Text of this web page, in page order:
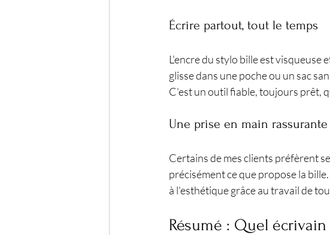
Écrire partout, tout le temps
L'encre du stylo bille est visqueuse
glisse dans une poche ou un sac
C'est un outil fiable, toujours prêt,
Une prise en main rassurante
Certains de mes clients préfèrent
précisément ce que propose la
à l'esthétique grâce au travail de
Résumé : Quel